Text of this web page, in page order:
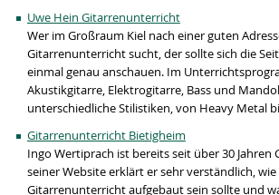
Uwe Hein Gitarrenunterricht
Wer im Großraum Kiel nach einer guten
Gitarrenunterricht sucht, der sollte sich die
einmal genau anschauen. Im
Akustikgitarre, Elektrogitarre, Bass und
unterschiedliche Stilistiken, von Heavy Metal
Gitarrenunterricht Bietigheim
Ingo Wertiprach ist bereits seit über 30 Jahren
seiner Website erklärt er sehr verständlich,
Gitarrenunterricht aufgebaut sein sollte und